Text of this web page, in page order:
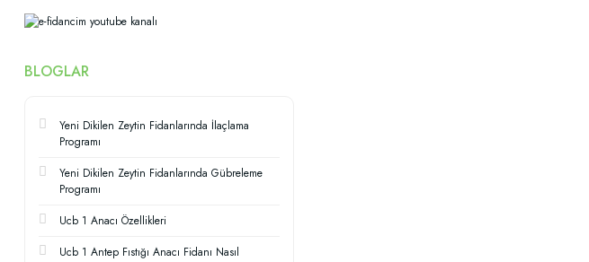
BLOGLAR
Yeni Dikilen Zeytin Fidanlarında İlaçlama
Programı
Yeni Dikilen Zeytin Fidanlarında Gübreleme
Programı
Ucb 1 Anacı Özellikleri
Ucb 1 Antep Fıstığı Anacı Fidanı Nasıl